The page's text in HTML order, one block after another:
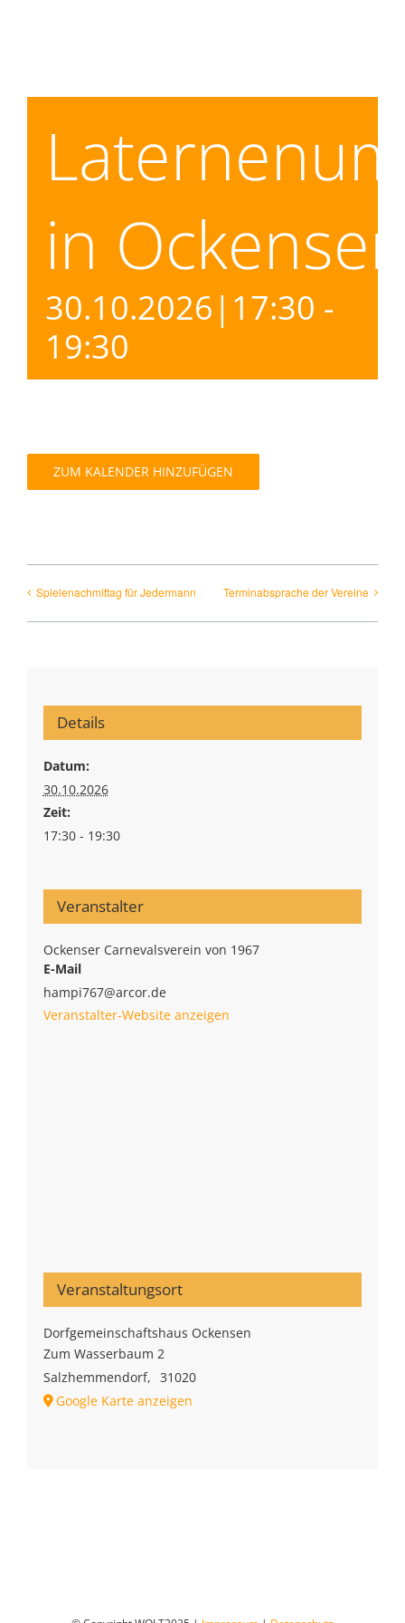
Dorfentwicklung
Integriertes Energetisches
DorfKulTour e.V.
in
30.10.2026|17:30 -
19:30
ZUM KALENDER HINZUFÜGEN
Spielenachmittag für Jedermann Terminabsprache der Vereine
Details
Datum:
30.10.2026
Zeit:
17:30 - 19:30
Veranstalter
Ockenser Carnevalsverein von 1967
E-Mail
hampi767@arcor.de
Veranstalter-Website anzeigen
Veranstaltungsort
Dorfgemeinschaftshaus Ockensen
Zum Wasserbaum 2
Salzhemmendorf, 31020
Google Karte anzeigen